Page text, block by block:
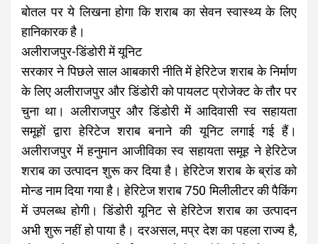
बोतल पर ये लिखना होगा कि शराब का सेवन स्वास्थ्य के लिए
हानिकारक है।
अलीराजपुर-डिंडोरी में यूनिट
सरकार ने पिछले साल आबकारी नीति में हेरिटेज शराब के निर्माण
के लिए अलीराजपुर और डिंडोरी को पायलट प्रोजेक्ट के तौर पर
चुना था। अलीराजपुर और डिंडोरी में आदिवासी स्व सहायता
समूहों द्वारा हेरिटेज शराब बनाने की यूनिट लगाई गई हैं।
अलीराजपुर में हनुमान आजीविका स्व सहायता समूह ने हेरिटेज
शराब का उत्पादन शुरू कर दिया है। हेरिटेज शराब के ब्रांड को
मोन्ड नाम दिया गया है। हेरिटेज शराब 750 मिलीलीटर की पैकिंग
में उपलब्ध होगी। डिंडोरी यूनिट से हेरिटेज शराब का उत्पादन
अभी शुरू नहीं हो पाया है। दरअसल, मप्र देश का पहला राज्य है,